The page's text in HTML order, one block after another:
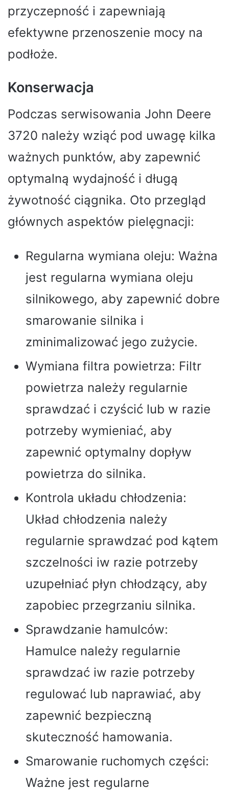
przyczepność i zapewniają
efektywne przenoszenie mocy na
podłoże.
Konserwacja
Podczas serwisowania John Deere
3720 należy wziąć pod uwagę kilka
ważnych punktów, aby zapewnić
optymalną wydajność i długą
żywotność ciągnika. Oto przegląd
głównych aspektów pielęgnacji:
Regularna wymiana oleju: Ważna
jest regularna wymiana oleju
silnikowego, aby zapewnić dobre
smarowanie silnika i
zminimalizować jego zużycie.
Wymiana filtra powietrza: Filtr
powietrza należy regularnie
sprawdzać i czyścić lub w razie
potrzeby wymieniać, aby
zapewnić optymalny dopływ
powietrza do silnika.
Kontrola układu chłodzenia:
Układ chłodzenia należy
regularnie sprawdzać pod kątem
szczelności iw razie potrzeby
uzupełniać płyn chłodzący, aby
zapobiec przegrzaniu silnika.
Sprawdzanie hamulców:
Hamulce należy regularnie
sprawdzać iw razie potrzeby
regulować lub naprawiać, aby
zapewnić bezpieczną
skuteczność hamowania.
Smarowanie ruchomych części:
Ważne jest regularne